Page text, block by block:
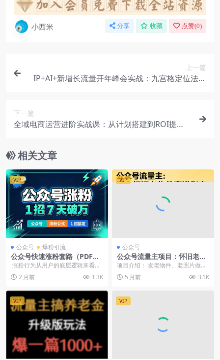
小西米 分享 收藏 点赞(0)
上一篇
IP+AI+新增长流量开年峰会实战：九宫格定位法加
下一篇
全域电商运营进阶实战课：从计划搭建到ROI提
相关文章
VIP
公众号 爆粉引流
公众号快速涨粉套路（PDF教
程）
涨粉行为从用户的底层逻辑来看，
实际上是用户心理学，满足用户的
朋友圈情...
2 月前 1.3K
VIP
公众号
公众号流量主项目：怀旧老物
件赛道，小白轻松上手，收益
稳步涨
项目介绍： 发老物件、老照片做公
众号流量主，小白也能轻松上手，
坚持做收益还能稳步...
5 月前 3.1K
VIP VIP